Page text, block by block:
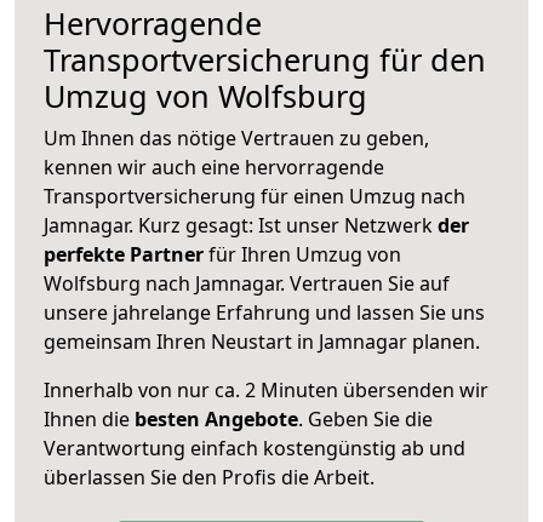
Hervorragende
Transportversicherung für den
Umzug von Wolfsburg
Um Ihnen das nötige Vertrauen zu geben,
kennen wir auch eine hervorragende
Transportversicherung für einen Umzug nach
Jamnagar. Kurz gesagt: Ist unser Netzwerkder
perfekte Partnerfür Ihren Umzug von
Wolfsburg nach Jamnagar. Vertrauen Sie auf
unsere jahrelange Erfahrung und lassen Sie uns
gemeinsam Ihren Neustart in Jamnagar planen.
Innerhalb von nur ca. 2 Minuten übersenden wir
Ihnen die besten Angebote. Geben Sie die
Verantwortung einfach kostengünstig ab und
überlassen Sie den Profis die Arbeit.